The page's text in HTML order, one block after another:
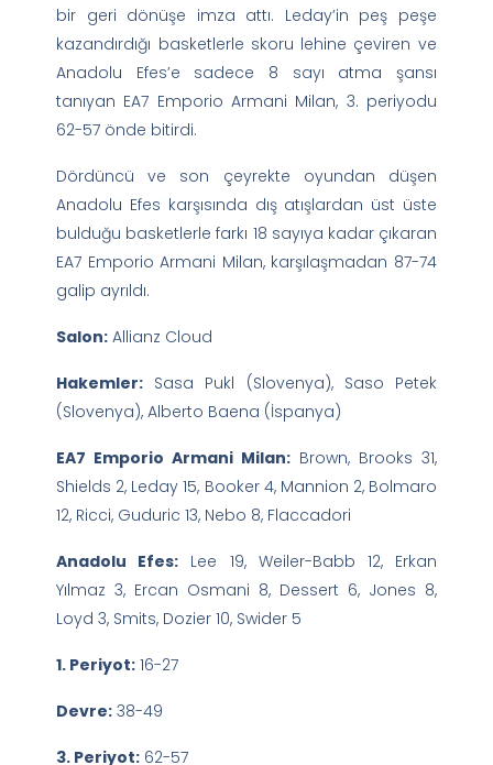
bir geri dönüşe imza attı. Leday’in peş peşe
kazandırdığı basketlerle skoru lehine çeviren ve
Anadolu Efes’e sadece 8 sayı atma şansı
tanıyan EA7 Emporio Armani Milan, 3. periyodu
62-57 önde bitirdi.
Dördüncü ve son çeyrekte oyundan düşen
Anadolu Efes karşısında dış atışlardan üst üste
bulduğu basketlerle farkı 18 sayıya kadar çıkaran
EA7 Emporio Armani Milan, karşılaşmadan 87-74
galip ayrıldı.
Salon: Allianz Cloud
Hakemler: Sasa Pukl (Slovenya), Saso Petek
(Slovenya), Alberto Baena (İspanya)
EA7 Emporio Armani Milan: Brown, Brooks 31,
Shields 2, Leday 15, Booker 4, Mannion 2, Bolmaro
12, Ricci, Guduric 13, Nebo 8, Flaccadori
Anadolu Efes: Lee 19, Weiler-Babb 12, Erkan
Yılmaz 3, Ercan Osmani 8, Dessert 6, Jones 8,
Loyd 3, Smits, Dozier 10, Swider 5
1. Periyot: 16-27
Devre: 38-49
3. Periyot: 62-57